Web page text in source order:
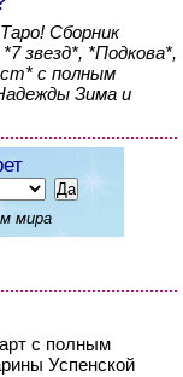
Сборник
звезд*, *Подкова*,
с полным
Зима и
мира
с полным
Успенской